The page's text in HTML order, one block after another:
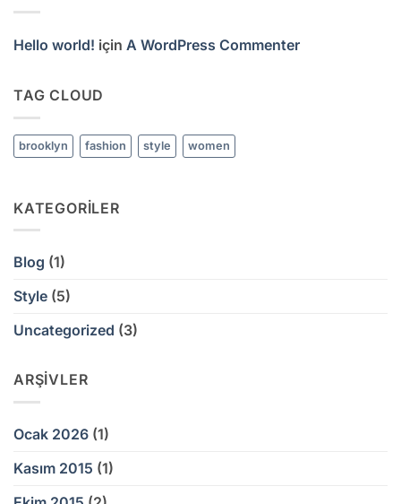
Hello world! için A WordPress Commenter
TAG CLOUD
brooklyn fashion style women
KATEGORILER
Blog (1)
Style (5)
Uncategorized (3)
ARŞIVLER
Ocak 2026 (1)
Kasım 2015 (1)